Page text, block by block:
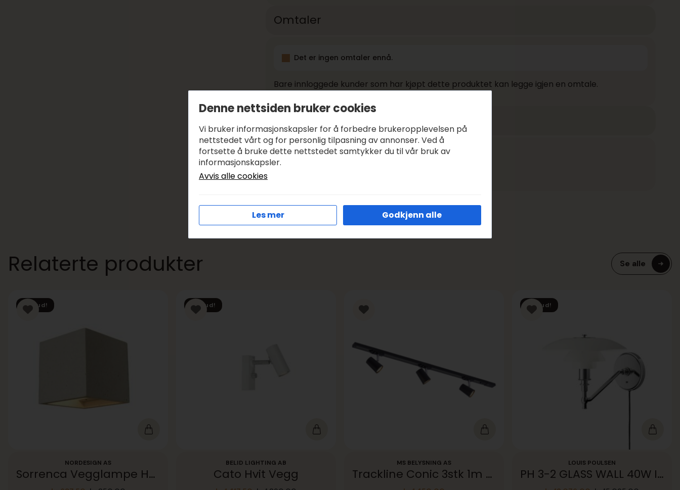
Omtaler
Det er ingen omtaler ennå.
Bare innloggede kunder som har kjøpt dette produktet kan legge igjen en omtale.
Betale med:KLARNA, VIPPS
Leveringstid:
Relaterte produkter Se alle
Tilbud!
NORDESIGN AS
Sorrenca Vegglampe Hvit betong
Tilbud!
BELID LIGHTING AB
Cato Hvit Vegg
MS BELYSNING AS
Trackline Conic 3stk 1m Sort
Tilbud!
LOUIS POULSEN
PH 3-2 GLASS WALL 40W INC, CL II
Denne nettsiden bruker cookies
Vi bruker informasjonskapsler for å forbedre brukeropplevelsen på
nettstedet vårt og for personlig tilpasning av annonser. Ved å
fortsette å bruke dette nettstedet samtykker du til vår bruk av
informasjonskapsler.
Avvis alle cookies
Les mer Godkjenn alle